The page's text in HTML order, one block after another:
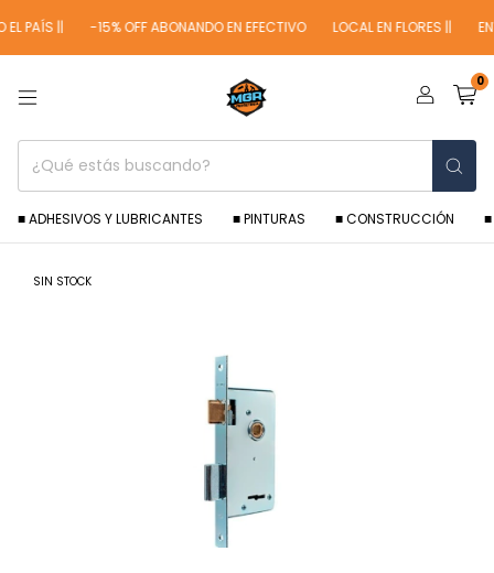
PAÍS || -15% OFF ABONANDO EN EFECTIVO LOCAL EN FLORES ||
0
■ ADHESIVOS Y LUBRICANTES ■ PINTURAS ■ CONSTRUCCIÓN ■
SIN STOCK